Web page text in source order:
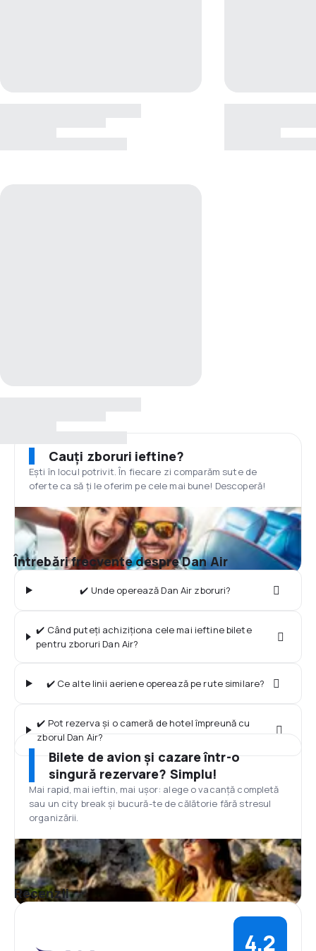
Cauți zboruri ieftine?
Ești în locul potrivit. În fiecare zi comparăm sute de
oferte ca să ți le oferim pe cele mai bune! Descoperă!
Întrebări frecvente despre Dan Air
✔️ Unde operează Dan Air zboruri?
✔️ Când puteți achiziționa cele mai ieftine bilete
pentru zboruri Dan Air?
✔️ Ce alte linii aeriene operează pe rute similare?
✔️ Pot rezerva și o cameră de hotel împreună cu
zborul Dan Air?
Bilete de avion și cazare într-o
singură rezervare? Simplu!
Mai rapid, mai ieftin, mai ușor: alege o vacanță completă
sau un city break și bucură-te de călătorie fără stresul
organizării.
Recenzii
4,2